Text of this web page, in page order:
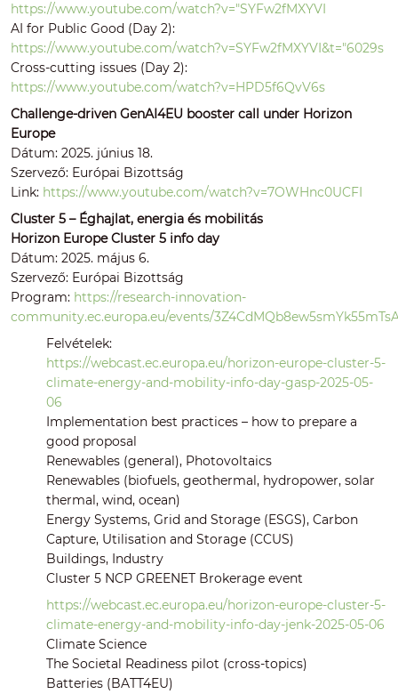
https://www.youtube.com/watch?v="SYFw2fMXYVI
AI for Public Good (Day 2):
https://www.youtube.com/watch?v=SYFw2fMXYVI&t="6029s
Cross-cutting issues (Day 2):
https://www.youtube.com/watch?v=HPD5f6QvV6s
Challenge-driven GenAI4EU booster call under Horizon
Europe
Dátum: 2025. június 18.
Szervező: Európai Bizottság
Link: https://www.youtube.com/watch?v=7OWHnc0UCFI
Cluster 5 – Éghajlat, energia és mobilitás
Horizon Europe Cluster 5 info day
Dátum: 2025. május 6.
Szervező: Európai Bizottság
Program: https://research-innovation-
community.ec.europa.eu/events/
Felvételek:
https://webcast.ec.europa.eu/horizon-europe-cluster-5-
climate-energy-and-mobility-info-day-gasp-2025-05-
06
Implementation best practices – how to prepare a
good proposal
Renewables (general), Photovoltaics
Renewables (biofuels, geothermal, hydropower, solar
thermal, wind, ocean)
Energy Systems, Grid and Storage (ESGS), Carbon
Capture, Utilisation and Storage (CCUS)
Buildings, Industry
Cluster 5 NCP GREENET Brokerage event
https://webcast.ec.europa.eu/horizon-europe-cluster-5-
climate-energy-and-mobility-info-day-jenk-2025-05-06
Climate Science
The Societal Readiness pilot (cross-topics)
Batteries (BATT4EU)